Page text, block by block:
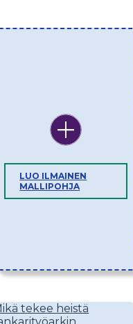
LUO ILMAINEN
MALLIPOHJA
tekee heistä